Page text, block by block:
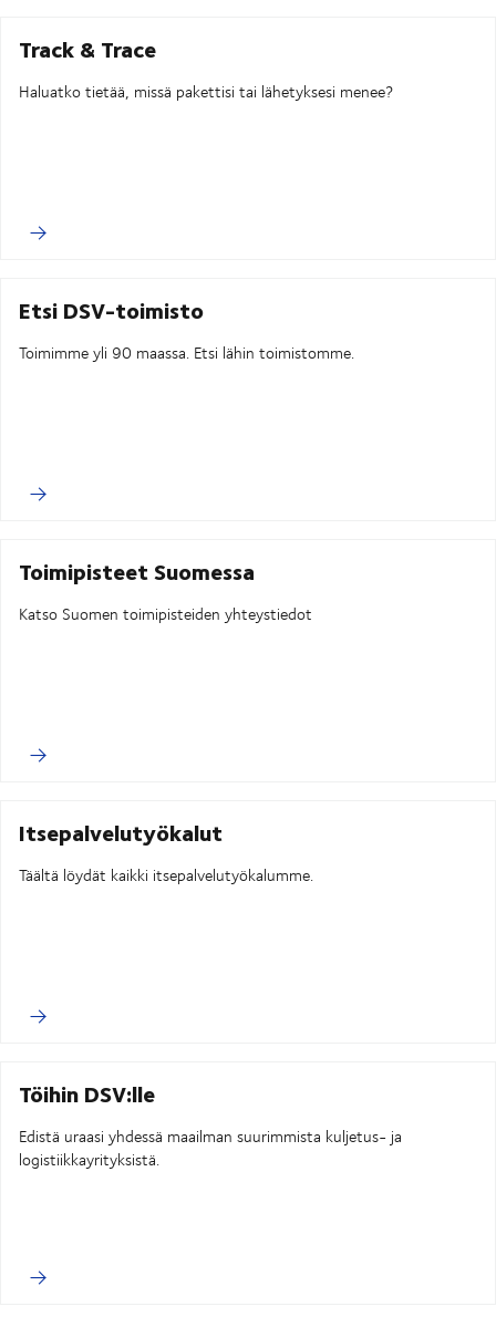
Track & Trace
Haluatko tietää, missä pakettisi tai lähetyksesi menee?
Etsi DSV-toimisto
Toimimme yli 90 maassa. Etsi lähin toimistomme.
Toimipisteet Suomessa
Katso Suomen toimipisteiden yhteystiedot
Itsepalvelutyökalut
Täältä löydät kaikki itsepalvelutyökalumme.
Töihin DSV:lle
Edistä uraasi yhdessä maailman suurimmista kuljetus- ja
logistiikkayrityksistä.